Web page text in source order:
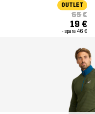
OUTLET
65 €
19 €
- spara 46 €